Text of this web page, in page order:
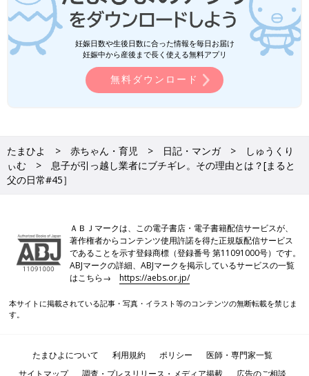
@maruru.papa
●細々やってるTwitter
@SHUCREAMS
●再生数の少ないYoutube
前の話
初めての家族旅行に
不安。何も問題を起
次の話
恥ずかしいってどうい
妊娠日数や生後日数に合った情報を毎日お届け
妊娠中から産後まで長く使える無料アプリ
無料ダウンロード
たまひよ 赤ちゃん・育児 日記・マンガ
しゅうくり
ぃむ
息子が引っ越し業者にブチギレ。その理由とは？[まると
父の日常#45］
ＡＢＪマークは、この電子書店・電子書籍配信サービスが、
著作権者からコンテンツ使用許諾を得た正規版配信サービス
であることを示す登録商標（登録番号 第11091000号）です。
ABJマークの詳細、ABJマークを掲示しているサービスの一覧
はこちら→https://aebs.or.jp/
本サイトに掲載されている記事・写真・イラスト等のコンテンツの無断転載を禁じま
す。
たまひよについて 利用規約 ポリシー
医師・専門家一覧